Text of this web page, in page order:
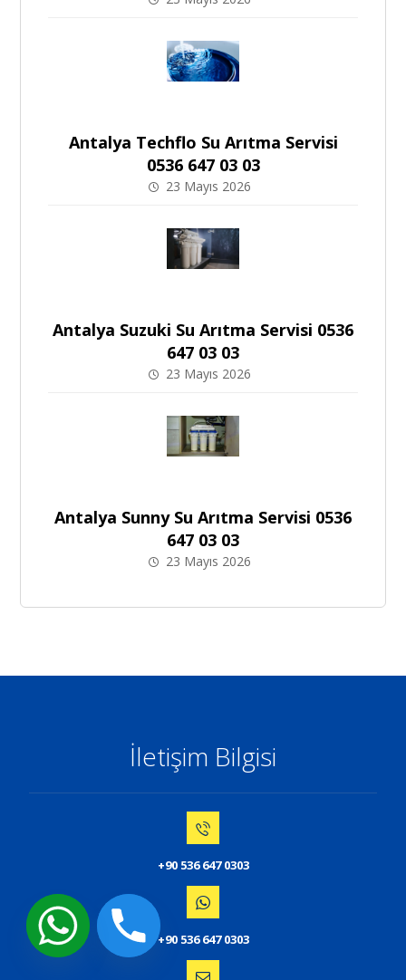
Antalya Techflo Su Arıtma Servisi
0536 647 03 03
23 Mayıs 2026
Antalya Suzuki Su Arıtma Servisi 0536
647 03 03
23 Mayıs 2026
Antalya Sunny Su Arıtma Servisi 0536
647 03 03
23 Mayıs 2026
İletişim Bilgisi
+90 536 647 0303
+90 536 647 0303